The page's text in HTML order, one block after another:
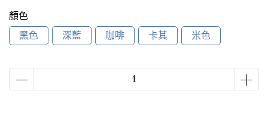
顏色
黑色
深藍 咖啡 卡其 米色